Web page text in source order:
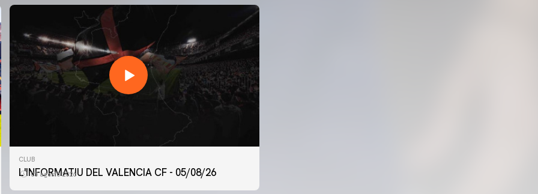
CLUB
L'INFORMATIU DEL VALENCIA CF - 05/08/26
05 agosto 2026